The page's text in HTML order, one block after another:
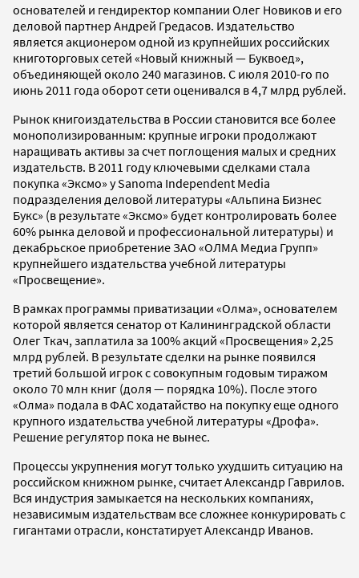
основателей и гендиректор компании Олег Новиков и его
деловой партнер Андрей Гредасов. Издательство
является акционером одной из крупнейших российских
книготорговых сетей «Новый книжный — Буквоед»,
объединяющей около 240 магазинов. С июля 2010-го по
июнь 2011 года оборот сети оценивался в 4,7 млрд рублей.
Рынок книгоиздательства в России становится все более
монополизированным: крупные игроки продолжают
наращивать активы за счет поглощения малых и средних
издательств. В 2011 году ключевыми сделками стала
покупка «Эксмо» у Sanoma Independent Media
подразделения деловой литературы «Альпина Бизнес
Букс» (в результате «Эксмо» будет контролировать более
60% рынка деловой и профессиональной литературы) и
декабрьское приобретение ЗАО «ОЛМА Медиа Групп»
крупнейшего издательства учебной литературы
«Просвещение».
В рамках программы приватизации «Олма», основателем
которой является сенатор от Калининградской области
Олег Ткач, заплатила за 100% акций «Просвещения» 2,25
млрд рублей. В результате сделки на рынке появился
третий большой игрок с совокупным годовым тиражом
около 70 млн книг (доля — порядка 10%). После этого
«Олма» подала в ФАС ходатайство на покупку еще одного
крупного издательства учебной литературы «Дрофа».
Решение регулятор пока не вынес.
Процессы укрупнения могут только ухудшить ситуацию на
российском книжном рынке, считает Александр Гаврилов.
Вся индустрия замыкается на нескольких компаниях,
независимым издательствам все сложнее конкурировать с
гигантами отрасли, констатирует Александр Иванов.